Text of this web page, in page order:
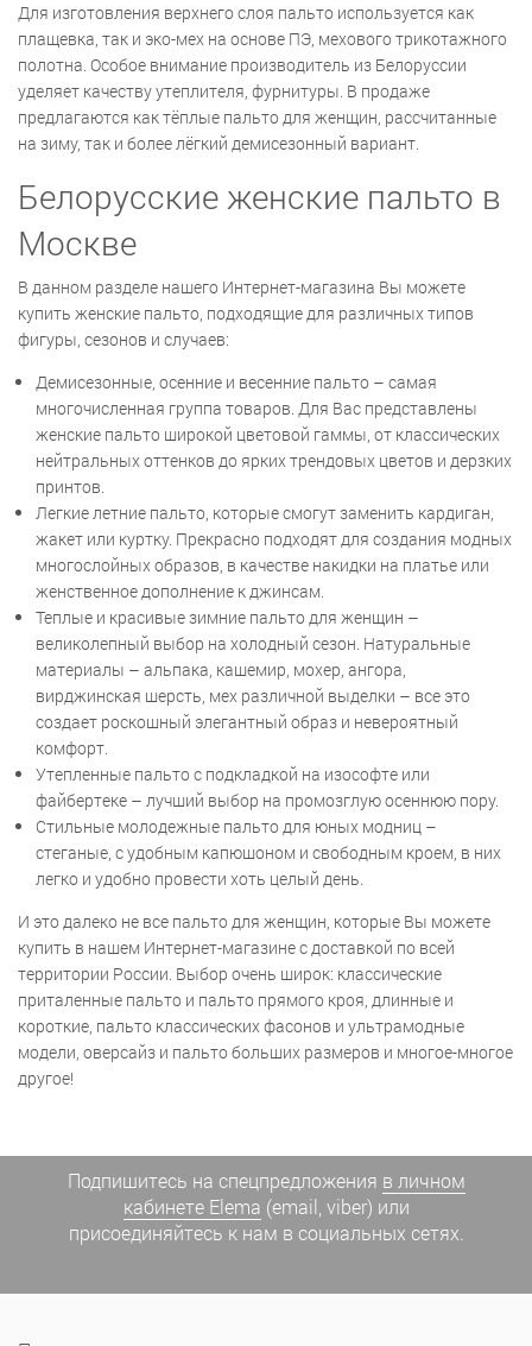
Для изготовления верхнего слоя пальто используется как
плащевка, так и эко-мех на основе ПЭ, мехового трикотажного
полотна. Особое внимание производитель из Белоруссии
уделяет качеству утеплителя, фурнитуры. В продаже
предлагаются как тёплые пальто для женщин, рассчитанные
на зиму, так и более лёгкий демисезонный вариант.
Белорусские женские пальто в
Москве
В данном разделе нашего Интернет-магазина Вы можете
купить женские пальто, подходящие для различных типов
фигуры, сезонов и случаев:
Демисезонные, осенние и весенние пальто – самая
многочисленная группа товаров. Для Вас представлены
женские пальто широкой цветовой гаммы, от классических
нейтральных оттенков до ярких трендовых цветов и дерзких
принтов.
Легкие летние пальто, которые смогут заменить кардиган,
жакет или куртку. Прекрасно подходят для создания модных
многослойных образов, в качестве накидки на платье или
женственное дополнение к джинсам.
Теплые и красивые зимние пальто для женщин –
великолепный выбор на холодный сезон. Натуральные
материалы – альпака, кашемир, мохер, ангора,
вирджинская шерсть, мех различной выделки – все это
создает роскошный элегантный образ и невероятный
комфорт.
Утепленные пальто с подкладкой на изософте или
файбертеке – лучший выбор на промозглую осеннюю пору.
Стильные молодежные пальто для юных модниц –
стеганые, с удобным капюшоном и свободным кроем, в них
легко и удобно провести хоть целый день.
И это далеко не все пальто для женщин, которые Вы можете
купить в нашем Интернет-магазине с доставкой по всей
территории России. Выбор очень широк: классические
приталенные пальто и пальто прямого кроя, длинные и
короткие, пальто классических фасонов и ультрамодные
модели, оверсайз и пальто больших размеров и многое-многое
другое!
Подпишитесь на спецпредложения в личном
кабинете Elema (email, viber) или
присоединяйтесь к нам в социальных сетях.